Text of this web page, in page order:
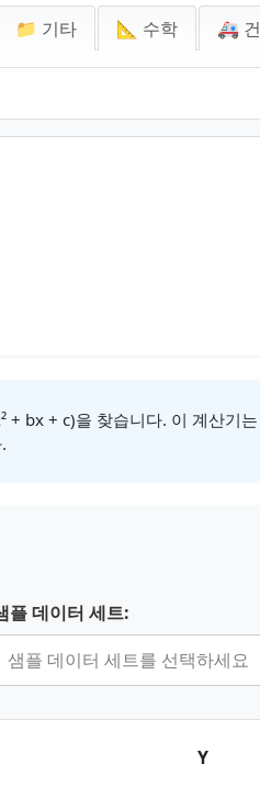
📁 기타 📐 수학 🚑
bx + c)을 찾습니다. 이 계산기
플 데이터 세트:
Y